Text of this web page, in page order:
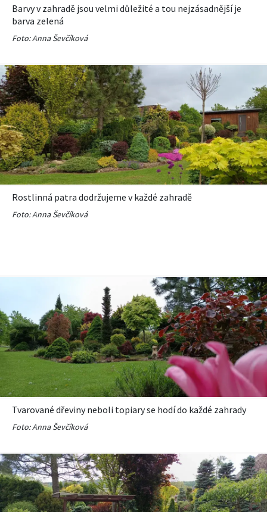
KVÍZY A TESTY
Barvy v zahradě jsou velmi důležité a tou nejzásadnější je
barva zelená
Foto: Anna Ševčíková
Rostlinná patra dodržujeme v každé zahradě
Foto: Anna Ševčíková
Tvarované dřeviny neboli topiary se hodí do každé zahrady
Foto: Anna Ševčíková